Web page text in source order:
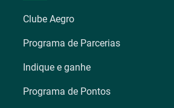
Clube Aegro
Programa de Parcerias
Indique e ganhe
Programa de Pontos